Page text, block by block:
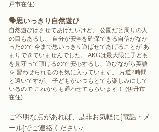
戸市在住)
🗣思いっきり自然遊び
自然遊びはさせてあげたいけど、 公園だと周りの人
の目もあるし、 自分が安全を確保できる自信がなか
ったので 今まで思いっきり遊ばせてあげることが あ
まりできていませんでした。 AKGは最大限に子ども
を見守って頂けるので 安心するし、遊びながら英語
を 習わせられるのも気に入っています。 片道2時間
と遠いですが、 子どもがいつもとても楽しみにして
いるので これからも通わせてもらいます！ (伊丹市
在住)
ご不明な点があれば、是非お気軽に[電話・メ
ール]でご連絡ください♪